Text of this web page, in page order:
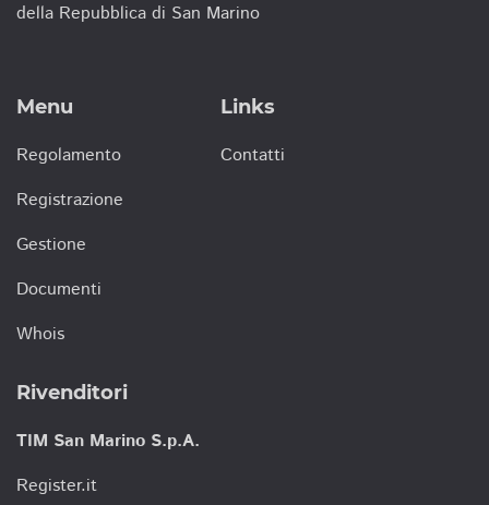
della Repubblica di San Marino
Menu
Regolamento
Registrazione
Gestione
Documenti
Whois
Links
Contatti
Rivenditori
TIM San Marino S.p.A.
Register.it